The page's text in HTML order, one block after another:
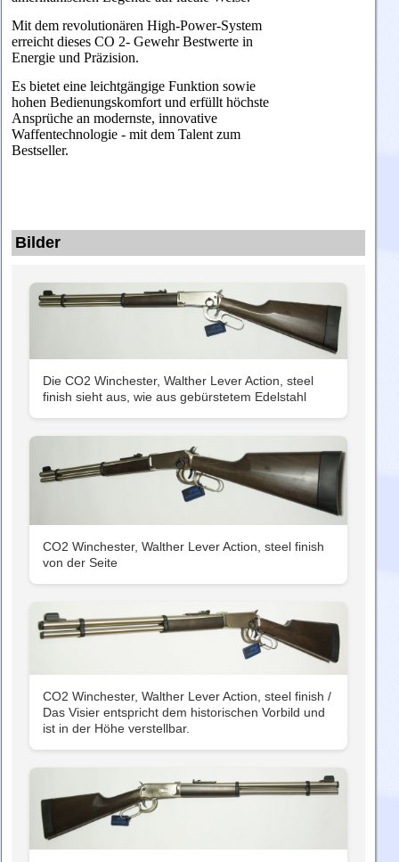
Mit dem revolutionären High-Power-System
erreicht dieses CO 2- Gewehr Bestwerte in
Energie und Präzision.
Es bietet eine leichtgängige Funktion sowie
hohen Bedienungskomfort und erfüllt höchste
Ansprüche an modernste, innovative
Waffentechnologie - mit dem Talent zum
Bestseller.
Bilder
Die CO2 Winchester, Walther Lever Action, steel
finish sieht aus, wie aus gebürstetem Edelstahl
CO2 Winchester, Walther Lever Action, steel finish
von der Seite
CO2 Winchester, Walther Lever Action, steel finish /
Das Visier entspricht dem historischen Vorbild und
ist in der Höhe verstellbar.